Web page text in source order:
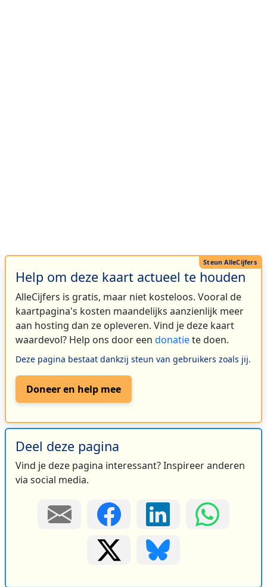
Help om deze kaart actueel te houden
AlleCijfers is gratis, maar niet kosteloos. Vooral de
kaartpagina's kosten maandelijks aanzienlijk meer
aan hosting dan ze opleveren. Vind je deze kaart
waardevol? Help ons door een donatiete doen.
Deze pagina bestaat dankzij steun van gebruikers zoals jij.
Doneer en help mee
Deel deze pagina
Vind je deze pagina interessant? Inspireer anderen
via social media.